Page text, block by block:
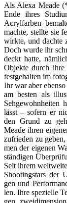
Als Alexa Meade
Ende ihres
Acryl­far­ben
machte, stellte sie
wirkte, und dachte
Doch wurde ihr
deckt hatte,
Objekte durch ihre
fest­ge­hal­ten im
Ihr war aber
am bes­ten als
Seh­ge­wohn­hei­ten
lässt – sofern er
den Grund zu
Meade ihren
zufrie­den zu
men der eige­nen
stän­di­gen
Seit ihrem
Shoo­ting­stars der
gen und
len. Ihre spe­zi­elle
gen,